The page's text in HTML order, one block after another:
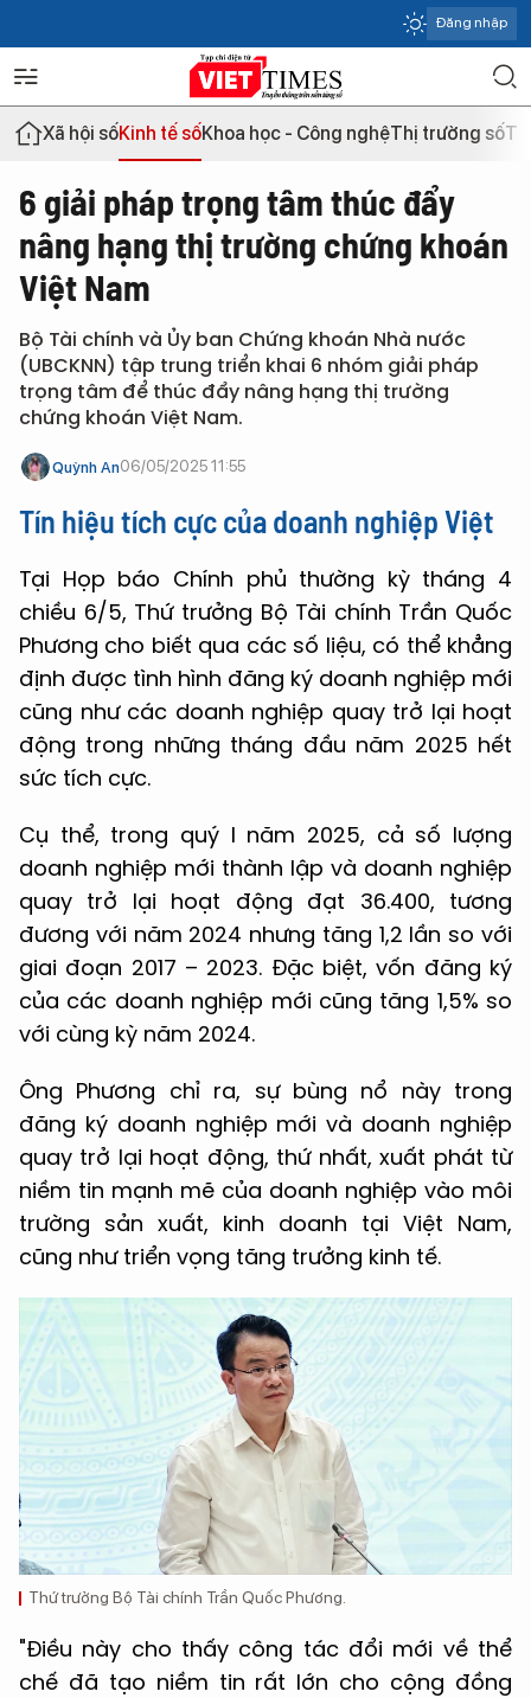
Đăng nhập
Xã hội sốKinh tế sốKhoa học - Công nghệThị trường số
6 giải pháp trọng tâm thúc đẩy
nâng hạng thị trường chứng khoán
Việt Nam
Bộ Tài chính và Ủy ban Chứng khoán Nhà nước
(UBCKNN) tập trung triển khai 6 nhóm giải pháp
trọng tâm để thúc đẩy nâng hạng thị trường
chứng khoán Việt Nam.
Quỳnh An06/05/2025 11:55
Tín hiệu tích cực của doanh nghiệp Việt
Tại Họp báo Chính phủ thường kỳ tháng 4
chiều 6/5, Thứ trưởng Bộ Tài chính Trần Quốc
Phương cho biết qua các số liệu, có thể khẳng
định được tình hình đăng ký doanh nghiệp mới
cũng như các doanh nghiệp quay trở lại hoạt
động trong những tháng đầu năm 2025 hết
sức tích cực.
Cụ thể, trong quý I năm 2025, cả số lượng
doanh nghiệp mới thành lập và doanh nghiệp
quay trở lại hoạt động đạt 36.400, tương
đương với năm 2024 nhưng tăng 1,2 lần so với
giai đoạn 2017 – 2023. Đặc biệt, vốn đăng ký
của các doanh nghiệp mới cũng tăng 1,5% so
với cùng kỳ năm 2024.
Ông Phương chỉ ra, sự bùng nổ này trong
đăng ký doanh nghiệp mới và doanh nghiệp
quay trở lại hoạt động, thứ nhất, xuất phát từ
niềm tin mạnh mẽ của doanh nghiệp vào môi
trường sản xuất, kinh doanh tại Việt Nam,
cũng như triển vọng tăng trưởng kinh tế.
Thứ trưởng Bộ Tài chính Trần Quốc Phương.
"Điều này cho thấy công tác đổi mới về thể
chế đã tạo niềm tin rất lớn cho cộng đồng